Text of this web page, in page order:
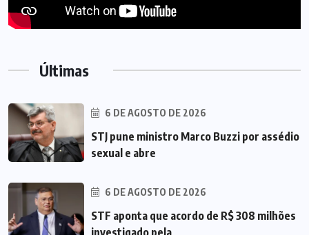
Últimas
6 DE AGOSTO DE 2026
STJ pune ministro Marco Buzzi por assédio
sexual e abre
6 DE AGOSTO DE 2026
STF aponta que acordo de R$ 308 milhões
investigado pela